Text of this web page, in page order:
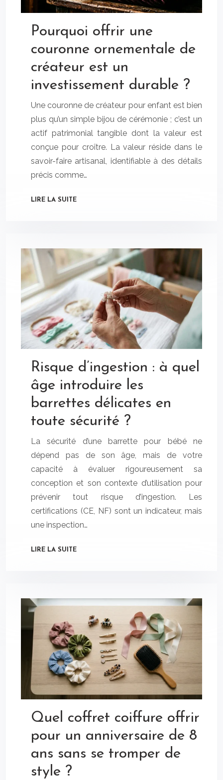
Pourquoi offrir une
couronne ornementale de
créateur est un
investissement durable ?
Une couronne de créateur pour enfant est bien
plus qu’un simple bijou de cérémonie ; c’est un
actif patrimonial tangible dont la valeur est
conçue pour croître. La valeur réside dans le
savoir-faire artisanal, identifiable à des détails
précis comme…
LIRE LA SUITE
Risque d’ingestion : à quel
âge introduire les
barrettes délicates en
toute sécurité ?
La sécurité d’une barrette pour bébé ne
dépend pas de son âge, mais de votre
capacité à évaluer rigoureusement sa
conception et son contexte d’utilisation pour
prévenir tout risque d’ingestion. Les
certifications (CE, NF) sont un indicateur, mais
une inspection…
LIRE LA SUITE
Quel coffret coiffure offrir
pour un anniversaire de 8
ans sans se tromper de
style ?